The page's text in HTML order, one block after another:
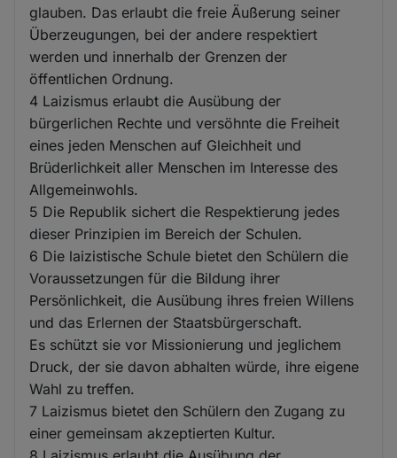
glauben. Das erlaubt die freie Äußerung seiner
Überzeugungen, bei der andere respektiert
werden und innerhalb der Grenzen der
öffentlichen Ordnung.
4 Laizismus erlaubt die Ausübung der
bürgerlichen Rechte und versöhnte die Freiheit
eines jeden Menschen auf Gleichheit und
Brüderlichkeit aller Menschen im Interesse des
Allgemeinwohls.
5 Die Republik sichert die Respektierung jedes
dieser Prinzipien im Bereich der Schulen.
6 Die laizistische Schule bietet den Schülern die
Voraussetzungen für die Bildung ihrer
Persönlichkeit, die Ausübung ihres freien Willens
und das Erlernen der Staatsbürgerschaft.
Es schützt sie vor Missionierung und jeglichem
Druck, der sie davon abhalten würde, ihre eigene
Wahl zu treffen.
7 Laizismus bietet den Schülern den Zugang zu
einer gemeinsam akzeptierten Kultur.